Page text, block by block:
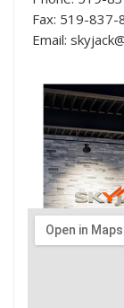
Fax: 519-837-
Email: